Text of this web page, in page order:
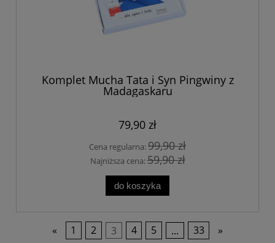
Komplet Mucha Tata i Syn Pingwiny z
Madagaskaru
79,90 zł
Cena regularna:99,90 zł
Najniższa cena:59,90 zł
do koszyka
« 1 2 3 4 5 ... 33 »